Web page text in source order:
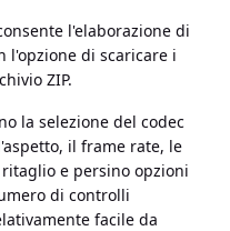
l'elaborazione di
l'opzione di scaricare i
ZIP.
la selezione del codec
il frame rate, le
e persino opzioni
di controlli
facile da